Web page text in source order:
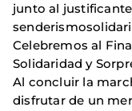
junto al
Celebremos al
Solidaridad y
Al concluir la
disfrutar de un